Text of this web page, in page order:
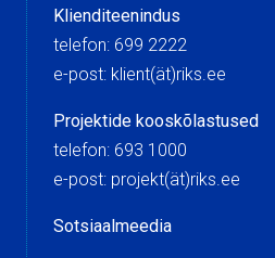
Klienditeenindus
telefon: 699 2222
e-post: klient(ät)riks.ee
Projektide kooskõlastused
telefon: 693 1000
e-post: projekt(ät)riks.ee
Sotsiaalmeedia